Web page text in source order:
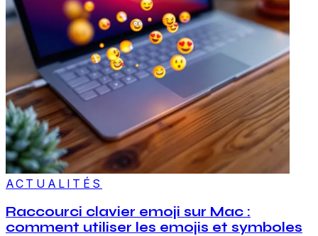
ACTUALITÉS
Raccourci clavier emoji sur Mac :
comment utiliser les emojis et symboles